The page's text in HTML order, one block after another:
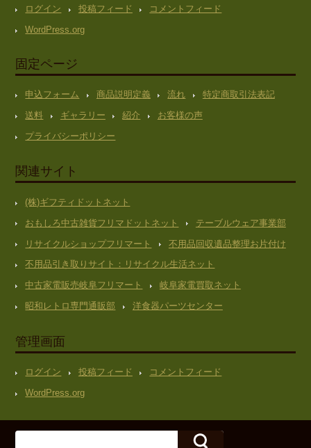
ログイン 投稿フィード
コメントフィード
WordPress.org
固定ページ
申込フォーム 商品説明定義 流れ
特定商取引法表記
送料
ギャラリー 紹介
お客様の声
プライバシーポリシー
関連サイト
(株)ギフティドットネット
おもしろ中古雑貨フリマドットネット
テーブルウェア事業部
リサイクルショップフリマート
不用品回収遺品整理お片付け
不用品引き取りサイト：リサイクル生活ネット
中古家電販売岐阜フリマート
岐阜家電買取ネット
昭和レトロ専門通販部
洋食器パーツセンター
管理画面
ログイン 投稿フィード
コメントフィード
WordPress.org